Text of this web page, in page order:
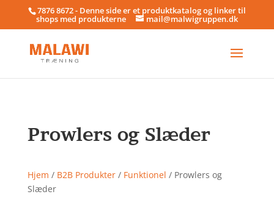
7876 8672 - Denne side er et produktkatalog og linker til
shops med produkterne mail@malwigruppen.dk
Prowlers og Slæder
Hjem / B2B Produkter/ Funktionel / Prowlers og
Slæder